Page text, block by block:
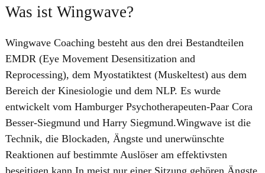
Was ist Wingwave?
Wingwave Coaching besteht aus den drei Bestandteilen
EMDR (Eye Movement Desensitization and
Reprocessing), dem Myostatiktest (Muskeltest) aus dem
Bereich der Kinesiologie und dem NLP. Es wurde
entwickelt vom Hamburger Psychotherapeuten-Paar Cora
Besser-Siegmund und Harry Siegmund.Wingwave ist die
Technik, die Blockaden, Ängste und unerwünschte
Reaktionen auf bestimmte Auslöser am effektivsten
beseitigen kann.In meist nur einer Sitzung gehören Ängste